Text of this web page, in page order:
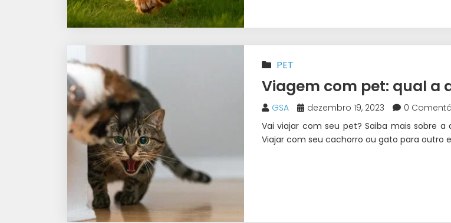
PET
Viagem com pet: qual a
GSA dezembro 19, 2023 0
Vai viajar com seu pet? Saiba mais sobre
Viajar com seu cachorro ou gato para outro